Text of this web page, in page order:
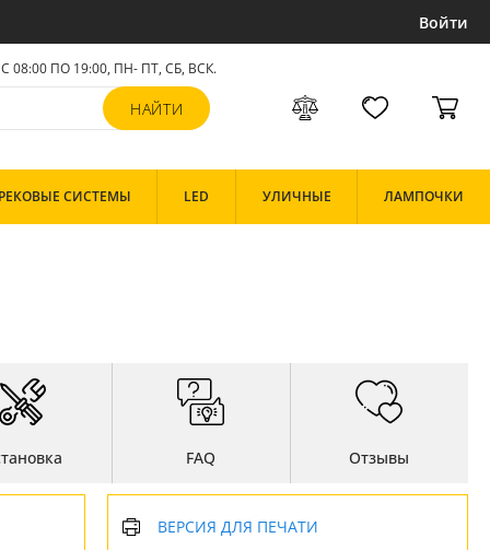
Войти
С 08:00 ПО 19:00, ПН- ПТ,СБ, ВСК.
СИСТЕМЫ LED УЛИЧНЫЕ ЛАМПОЧКИ
FAQ Отзывы
ВЕРСИЯ ДЛЯ ПЕЧАТИ